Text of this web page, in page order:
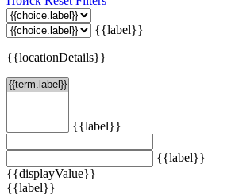
{{label}}
{{locationDetails}}
{{label}}
{{label}}
{{displayValue}}
{{label}}